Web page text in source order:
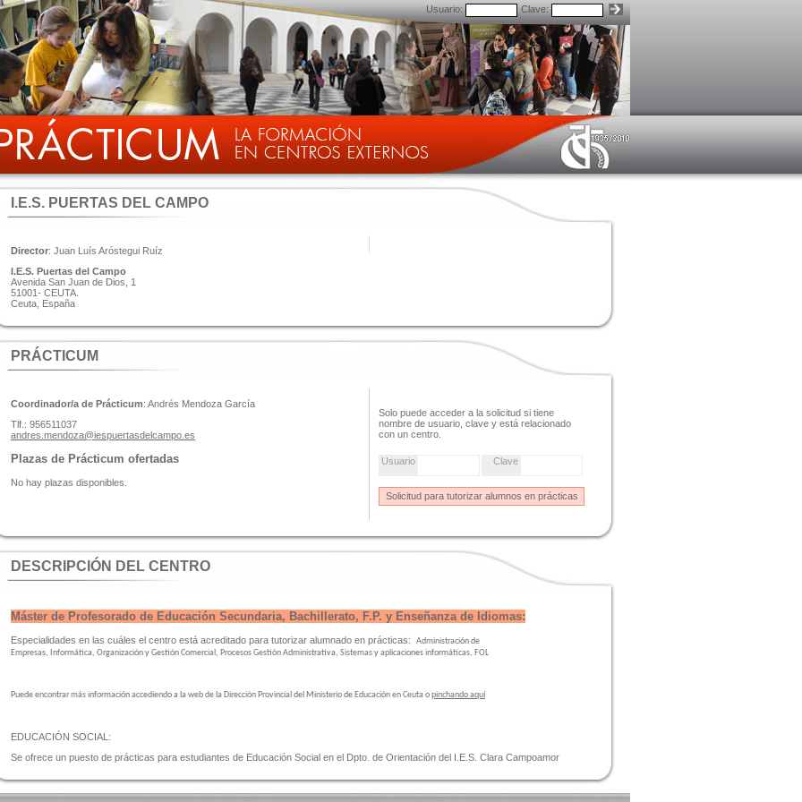
Usuario: Clave:
I.E.S. PUERTAS DEL CAMPO
Director: Juan Luís Aróstegui Ruíz
I.E.S. Puertas del Campo
Avenida San Juan de Dios, 1
51001- CEUTA.
Ceuta, España
PRÁCTICUM
Solo puede acceder a la solicitud si tiene
nombre de usuario, clave y está relacionado
con un centro.
Usuario Clave
Coordinador/a de Prácticum: Andrés Mendoza García
Tlf.: 956511037
andres.mendoza@iespuertasdelcampo.es
Plazas de Prácticum ofertadas
No hay plazas disponibles.
DESCRIPCIÓN DEL CENTRO
Máster de Profesorado de Educación Secundaria, Bachillerato, F.P. y Enseñanza de Idiomas:
Especialidades en las cuáles el centro está acreditado para tutorizar alumnado en prácticas: Administración de
Empresas, Informática, Organización yGestión Comercial, Procesos GestiónAdministrativa, Sistemas yaplicaciones informáticas, FOL
Puede encontrar más información accediendo a la web de la Dirección Provincial del Ministerio de Educación en Ceuta opinchando aquí
EDUCACIÓN SOCIAL:
Se ofrece un puesto de prácticas para estudiantes de Educación Social en el Dpto. de Orientación del I.E.S. Clara Campoamor